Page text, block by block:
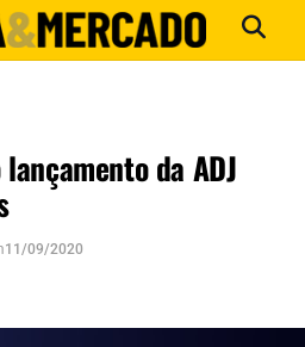
da ADJ
11/09/2020